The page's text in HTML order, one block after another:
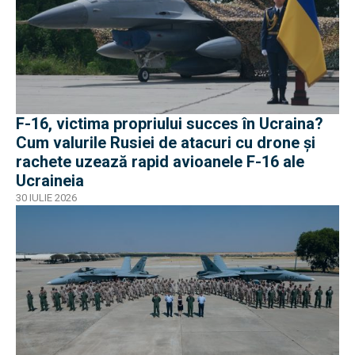
F-16, victima propriului succes în Ucraina?
Cum valurile Rusiei de atacuri cu drone și
rachete uzează rapid avioanele F-16 ale
Ucraineia
30 IULIE 2026